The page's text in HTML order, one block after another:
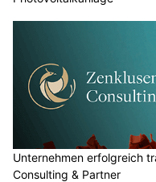
Unternehmen erfolgreich
Consulting & Partner